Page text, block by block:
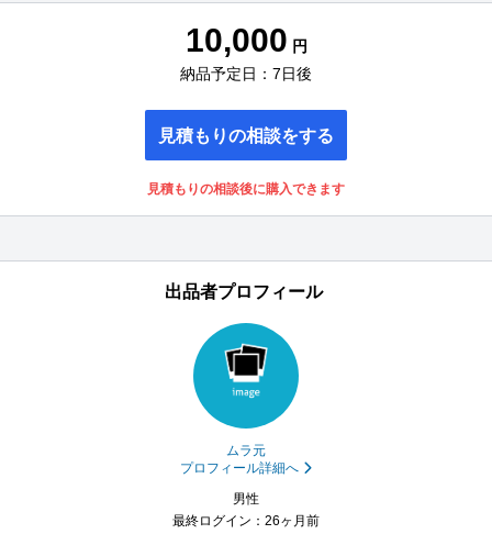
10,000 円
納品予定日：7日後
見積もりの相談をする
見積もりの相談後に購入できます
出品者プロフィール
ムラ元
プロフィール詳細へ
男性
最終ログイン：26ヶ月前